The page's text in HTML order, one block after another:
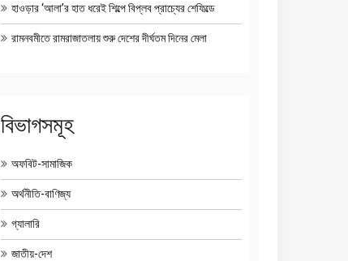
হাওড়ার ‘আলা’র হাত ধরেই শিল্পে বিপ্লব প্রাচ্যের শেফিল্ডে
রামনবমীতে রামরাজাতলায় শুরু দেশের দীর্ঘতম দিনের মেলা
বিভাগসমূহ
অফবিট-সামাজিক
অর্থনীতি-বাণিজ্য
গ্যালারি
জাতীয়-দেশ